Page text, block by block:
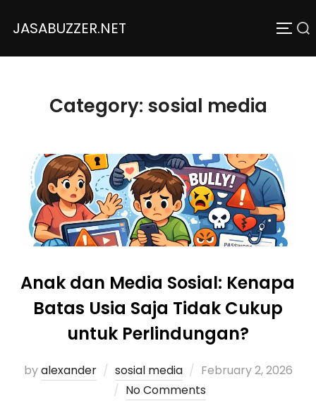
JASABUZZER.NET
Category: sosial media
Anak dan Media Sosial: Kenapa
Batas Usia Saja Tidak Cukup
untuk Perlindungan?
byalexander sosial media
February 2, 2026
No Comments